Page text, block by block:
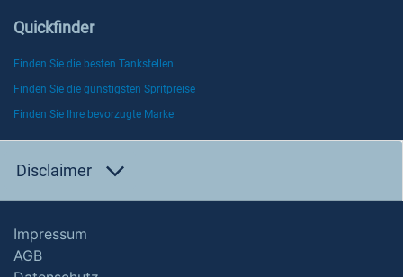
Quickfinder
Finden Sie die besten Tankstellen
Finden Sie die günstigsten Spritpreise
Finden Sie Ihre bevorzugte Marke
Disclaimer
Impressum
AGB